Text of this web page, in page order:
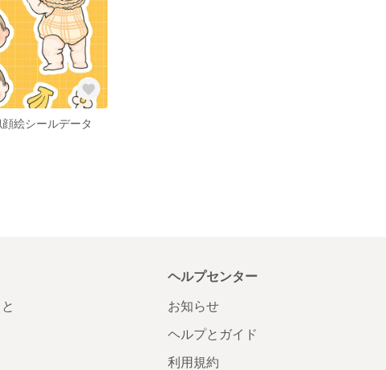
絵シールデータ
ヘルプセンター
お知らせ
ヘルプとガイド
利用規約